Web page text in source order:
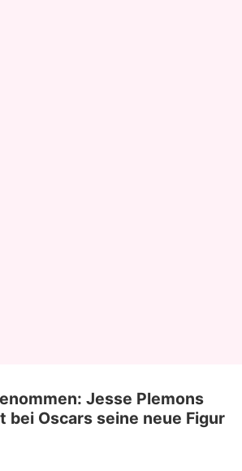
Jesse Plemons
bei Oscars seine neue Figur